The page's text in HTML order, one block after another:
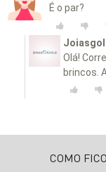
É o par?
Olá!
brincos.
COMO